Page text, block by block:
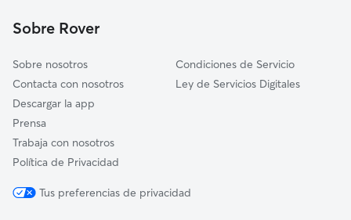
Cretas
Sobre Rover
Sobre nosotros
Contacta con nosotros
Descargar la app
Prensa
Trabaja con nosotros
Política de Privacidad
Condiciones de Servicio
Ley de Servicios Digitales
Tus preferencias de privacidad